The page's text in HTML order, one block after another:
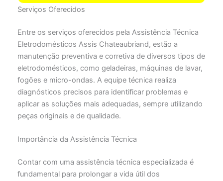
Serviços Oferecidos
Entre os serviços oferecidos pela Assistência Técnica
Eletrodomésticos Assis Chateaubriand, estão a
manutenção preventiva e corretiva de diversos tipos de
eletrodomésticos, como geladeiras, máquinas de lavar,
fogões e micro-ondas. A equipe técnica realiza
diagnósticos precisos para identificar problemas e
aplicar as soluções mais adequadas, sempre utilizando
peças originais e de qualidade.
Importância da Assistência Técnica
Contar com uma assistência técnica especializada é
fundamental para prolongar a vida útil dos